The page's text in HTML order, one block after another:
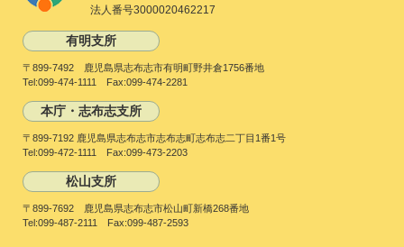
法人番号3000020462217
有明支所
〒899-7492 鹿児島県志布志市有明町野井倉1756番地
Tel:099-474-1111 Fax:099-474-2281
本庁・志布志支所
〒899-7192 鹿児島県志布志市志布志町志布志二丁目1番1号
Tel:099-472-1111 Fax:099-473-2203
松山支所
〒899-7692 鹿児島県志布志市松山町新橋268番地
Tel:099-487-2111 Fax:099-487-2593